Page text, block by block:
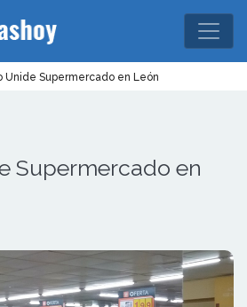
Unide Supermercado en León
Supermercado en